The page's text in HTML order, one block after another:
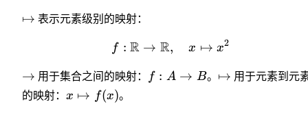
\mapsto
↦ 表示元素级别的映射：
f: \mathbb{R} \to
f : R → R, x ↦ x2
\rightarrow
→ 用于集合之间的映射：
f:
f : A → B。 \mapsto
↦ 用于元素到元
的映射： x
x ↦ f(x)。